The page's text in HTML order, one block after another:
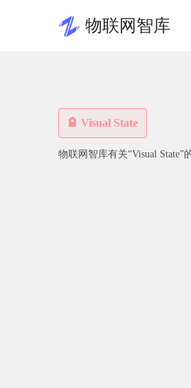
物联网智库
Visual State
物联网智库有关“Visual